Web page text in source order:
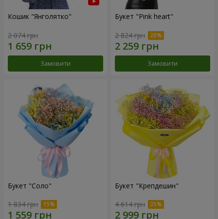
Кошик "Янголятко"
2 074 грн
Замовити
Букет "Pink heart"
2 824 грн
Замовити
Букет "Соло"
1 834 грн
Букет "Крепдешин"
4 614 грн